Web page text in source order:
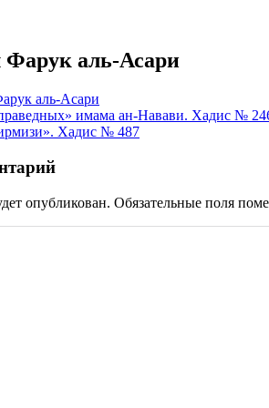
Фарук аль-Асари
аль-Асари
имама ан-Навави. Хадис №
Хадис № 487
опубликован. Обязательные поля